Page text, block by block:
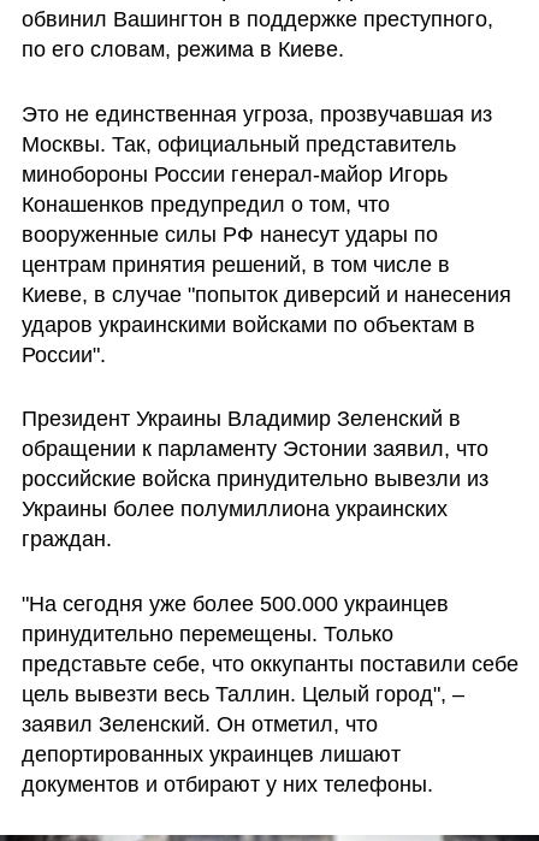
обвинил Вашингтон в поддержке преступного,
по его словам, режима в Киеве.
Это не единственная угроза, прозвучавшая из
Москвы. Так, официальный представитель
минобороны России генерал-майор Игорь
Конашенков предупредил о том, что
вооруженные силы РФ нанесут удары по
центрам принятия решений, в том числе в
Киеве, в случае "попыток диверсий и нанесения
ударов украинскими войсками по объектам в
России".
Президент Украины Владимир Зеленский в
обращении к парламенту Эстонии заявил, что
российские войска принудительно вывезли из
Украины более полумиллиона украинских
граждан.
"На сегодня уже более 500.000 украинцев
принудительно перемещены. Только
представьте себе, что оккупанты поставили себе
цель вывезти весь Таллин. Целый город", –
заявил Зеленский. Он отметил, что
депортированных украинцев лишают
документов и отбирают у них телефоны.